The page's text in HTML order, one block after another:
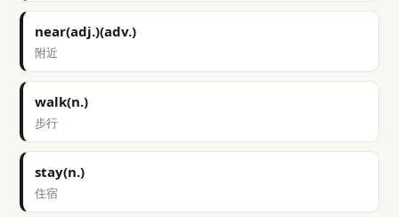
near(adj.)(adv.)
附近
walk(n.)
步行
stay(n.)
住宿